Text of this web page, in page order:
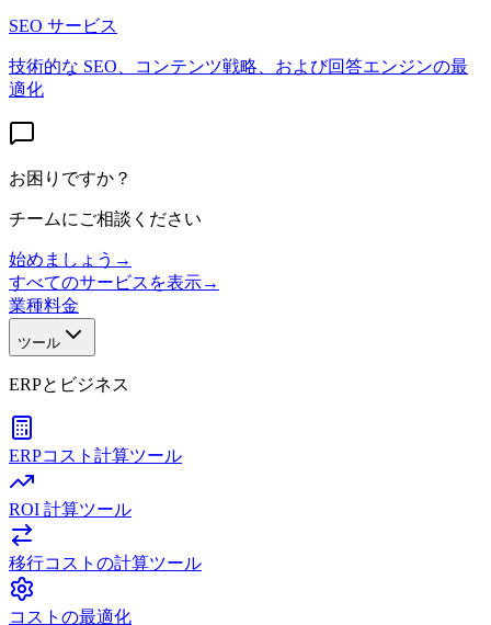
SEO サービス
技術的な SEO、コンテンツ戦略、および回答エンジンの最
適化
お困りですか？
チームにご相談ください
始めましょう →
すべてのサービスを表示→
業種料金
ツール
ERPとビジネス
ERPコスト計算ツール
ROI 計算ツール
移行コストの計算ツール
コストの最適化